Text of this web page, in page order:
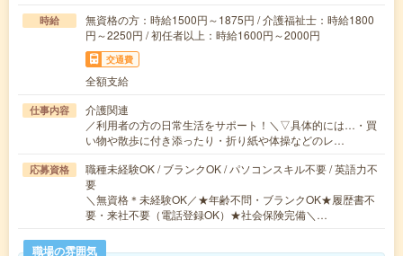
時給
無資格の方：時給1500円～1875円 / 介護福祉士：時給1800
円～2250円 / 初任者以上：時給1600円～2000円
交通費
全額支給
仕事内容
介護関連
／利用者の方の日常生活をサポート！＼▽具体的には…・買
い物や散歩に付き添ったり・折り紙や体操などのレ…
応募資格
職種未経験OK / ブランクOK / パソコンスキル不要 / 英語力不
要
＼無資格＊未経験OK／★年齢不問・ブランクOK★履歴書不
要・来社不要（電話登録OK）★社会保険完備＼…
職場の雰囲気